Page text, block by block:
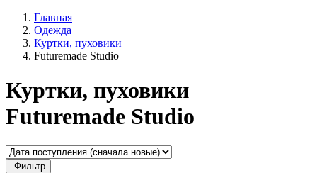
Главная
Одежда
Куртки, пуховики
Futuremade Studio
Куртки, пуховики
Futuremade Studio
Фильтр